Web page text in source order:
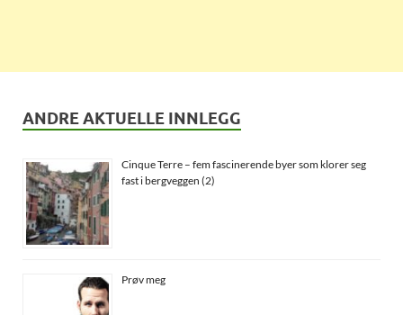
ANDRE AKTUELLE INNLEGG
Cinque Terre – fem fascinerende byer som klorer seg
fast i bergveggen (2)
Prøv meg